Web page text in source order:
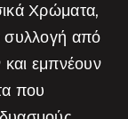
Χρώματα,
από
εμπνέουν
που